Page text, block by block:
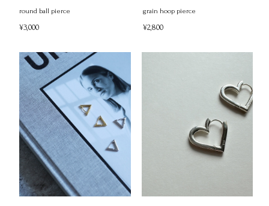
round ball pierce
¥3,000
grain hoop pierce
¥2,800